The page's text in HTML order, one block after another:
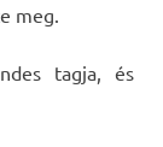
meg.
tagja, és